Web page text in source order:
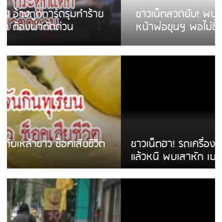
ชาวเน็ตสวดยับ! พบพม่าเร่ขายพวงมาลัย
หน้าพ่อขุนฯ พอไม่ซื้อเดินตาม
ชาวเน็ตฮา! รถเครื่องแม่สายชนป้ายร้านโลงศพ
แล้วหนี พบเสาหัก เบรคหัก หวิดได้ใช้บริการ